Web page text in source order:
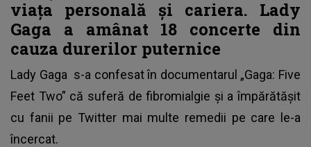
viața personală și cariera. Lady
Gaga a amânat 18 concerte din
cauza durerilor puternice
Lady Gaga s-a confesat în documentarul „Gaga: Five
Feet Two” că suferă de fibromialgie și a împărătășit
cu fanii pe Twitter mai multe remedii pe care le-a
încercat.